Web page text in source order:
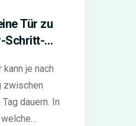
Tür zu
Schritt-
je nach
zwischen
dauern. In